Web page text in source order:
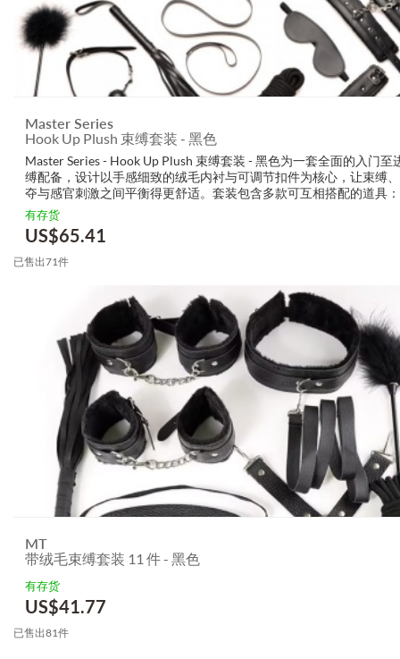
Master Series
Hook Up Plush 束缚套装 - 黑色
Master Series - Hook Up Plush 束缚套装 - 黑色为一套全面的入门至
缚配备，设计以手感细致的绒毛内衬与可调节扣件为核心，让束缚
夺与感官刺激之间平衡得更舒适。套装包含多款可互相搭配的道具
衬的手腕和脚踝束缚、项圈与牵绳、透气口球塞、可调式乳夹、眼
有存货
US$65.41
已售出71件
MT
带绒毛束缚套装 11 件 - 黑色
有存货
US$41.77
已售出81件